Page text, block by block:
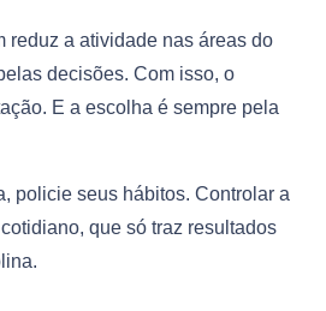
reduz a atividade nas áreas do
decisões. Com isso, o
E a escolha é sempre pela
policie seus hábitos. Controlar a
que só traz resultados